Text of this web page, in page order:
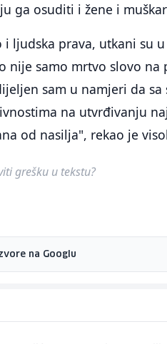
ga osuditi i žene i
ljudska prava, utkani su u
nije samo mrtvo slovo na
sam u namjeri da sa
na utvrđivanju
od nasilja", rekao je
grešku u tekstu?
na Googlu